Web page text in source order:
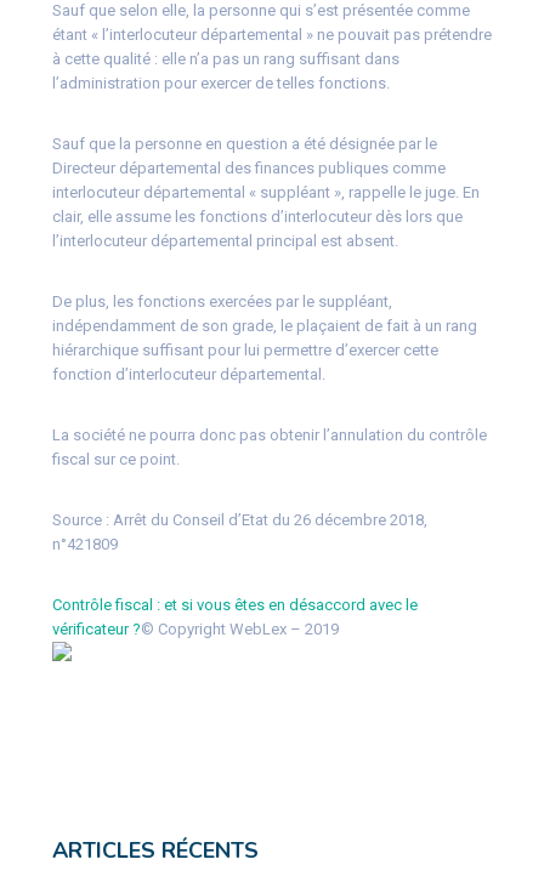
Sauf que selon elle, la personne qui s’est présentée comme
étant « l’interlocuteur départemental » ne pouvait pas prétendre
à cette qualité : elle n’a pas un rang suffisant dans
l’administration pour exercer de telles fonctions.
Sauf que la personne en question a été désignée par le
Directeur départemental des finances publiques comme
interlocuteur départemental « suppléant », rappelle le juge. En
clair, elle assume les fonctions d’interlocuteur dès lors que
l’interlocuteur départemental principal est absent.
De plus, les fonctions exercées par le suppléant,
indépendamment de son grade, le plaçaient de fait à un rang
hiérarchique suffisant pour lui permettre d’exercer cette
fonction d’interlocuteur départemental.
La société ne pourra donc pas obtenir l’annulation du contrôle
fiscal sur ce point.
Source : Arrêt du Conseil d’Etat du 26 décembre 2018,
n°421809
Contrôle fiscal : et si vous êtes en désaccord avec le
vérificateur ?© Copyright WebLex – 2019
ARTICLES RÉCENTS